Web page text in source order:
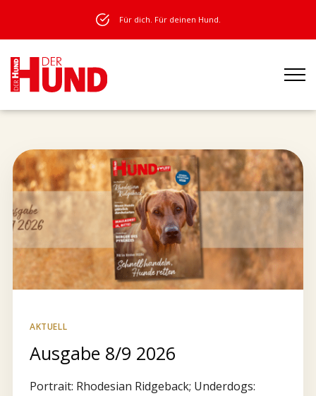
Für dich. Für deinen Hund.
AKTUELL
Ausgabe 8/9 2026
Portrait: Rhodesian Ridgeback; Underdogs: